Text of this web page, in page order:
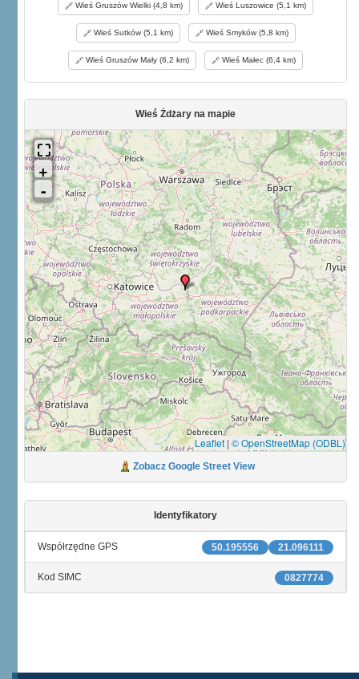
Wieś Gruszów Wielki (4,8 km) Wieś Luszowice (5,1 km)
Wieś Sutków (5,1 km) Wieś Smyków (5,8 km)
Wieś Gruszów Mały (6,2 km) Wieś Małec (6,4 km)
Wieś Żdżary na mapie
Leaflet | © OpenStreetMap (ODBL)
Zobacz Google Street View
Identyfikatory
21.096111
50.195556
Współrzędne GPS
0827774
Kod SIMC